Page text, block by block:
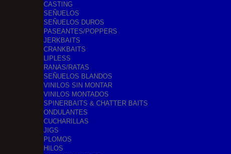
CASTING
SEÑUELOS
SEÑUELOS DUROS
PASEANTES/POPPERS
JERKBAITS
CRANKBAITS
LIPLESS
RANAS/RATAS
SEÑUELOS BLANDOS
VINILOS SIN MONTAR
VINILOS MONTADOS
SPINERBAITS & CHATTER BAITS
ONDULANTES
CUCHARILLAS
JIGS
PLOMOS
HILOS